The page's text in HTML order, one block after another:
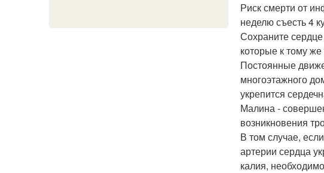
Риск смерти от
неделю съесть 4
Сохраните
которые к тому
Постоянные
многоэтажного
укрепится
Малина -
возникновения
В том случае,
артерии сердца
калия,